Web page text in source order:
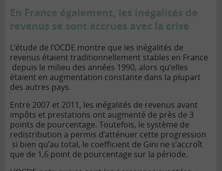
En France également, les inégalités de
revenus se sont accrues avec la crise
L’étude de l’OCDE montre que les inégalités de
revenus étaient traditionnellement stables en France
depuis le milieu des années 1990, alors qu’elles
étaient en augmentation constante dans la plupart
des autres pays.
Entre 2007 et 2011, les inégalités de revenus avant
impôts et prestations ont augmenté de près de 3
points de pourcentage. Toutefois, le système de
redistribution a permis d’atténuer cette progression
si bien qu’au total, le coefficient de Gini ne s’accroît
que de 1,6 point de pourcentage sur la période.